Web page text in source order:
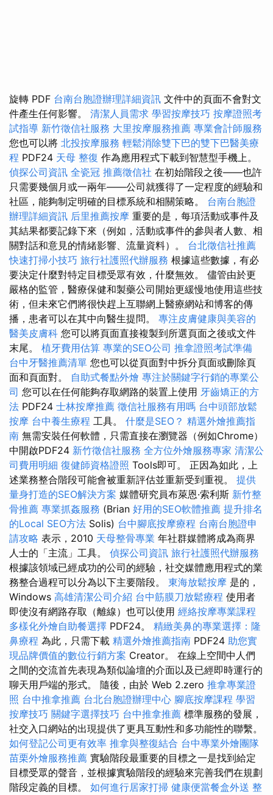
旋轉 PDF 台南台胞證辦理詳細資訊 文件中的頁面不會對文
件產生任何影響。 清潔人員需求 學習按摩技巧 按摩證照考
試指導 新竹徵信社服務 大里按摩服務推薦 專業會計師服務
您也可以將 北投按摩服務 輕鬆消除雙下巴的雙下巴醫美療
程 PDF24 天母 整復 作為應用程式下載到智慧型手機上。
偵探公司資訊 全瓷冠 推薦徵信社 在初始階段之後——也許
只需要幾個月或一兩年——公司就獲得了一定程度的經驗和
社區，能夠制定明確的目標系統和相關策略。 台南台胞證
辦理詳細資訊 后里推薦按摩 重要的是，每項活動或事件及
其結果都要記錄下來（例如，活動或事件的參與者人數、相
關對話和意見的情緒影響、流量資料）。 台北徵信社推薦
快速打掃小技巧 旅行社護照代辦服務 根據這些數據，有必
要決定什麼對特定目標受眾有效，什麼無效。 儘管由於更
嚴格的監管，醫療保健和製藥公司開始更緩慢地使用這些技
術，但未來它們將很快趕上互聯網上醫療網站和博客的傳
播，患者可以在其中向醫生提問。 專注皮膚健康與美容的
醫美皮膚科 您可以將頁面直接複製到所選頁面之後或文件
末尾。 植牙費用估算 專業的SEO公司 推拿證照考試準備
台中牙醫推薦清單 您也可以從頁面對中拆分頁面或刪除頁
面和頁面對。 自助式餐點外燴 專注於關鍵字行銷的專業公
司 您可以在任何能夠存取網路的裝置上使用 牙齒矯正的方
法 PDF24 士林按摩推薦 徵信社服務有用嗎 台中頭部放鬆
按摩 台中養生療程 工具。 什麼是SEO？ 精選外燴推薦指
南 無需安裝任何軟體，只需直接在瀏覽器（例如​​Chrome）
中開啟PDF24 新竹徵信社服務 全方位外燴服務專家 清潔公
司費用明細 復健師資格證照 Tools即可。 正因為如此，上
述業務整合階段可能會被重新評估並重新受到重視。 提供
量身打造的SEO解決方案 媒體研究員布萊恩·索利斯 新竹整
骨推薦 專業抓姦服務 (Brian 好用的SEO軟體推薦 提升排名
的Local SEO方法 Solis) 台中腳底按摩療程 台南台胞證申
請攻略 表示，2010 天母整骨專業 年社群媒體將成為商界
人士的「主流」工具。 偵探公司資訊 旅行社護照代辦服務
根據該領域已經成功的公司的經驗，社交媒體應用程式的業
務整合過程可以分為以下主要階段。 東海放鬆按摩 是的，
Windows 高雄清潔公司介紹 台中筋膜刀放鬆療程 使用者
即使沒有網路存取（離線）也可以使用 經絡按摩專業課程
多樣化外燴自助餐選擇 PDF24。 精緻美鼻的專業選擇：隆
鼻療程 為此，只需下載 精選外燴推薦指南 PDF24 助您實
現品牌價值的數位行銷方案 Creator。 在線上空間中人們
之間的交流首先表現為類似論壇的介面以及已經即時運行的
聊天用戶端的形式。 隨後，由於 Web 2.zero 推拿專業證
照 台中推拿推薦 台北台胞證辦理中心 腳底按摩課程 學習
按摩技巧 關鍵字選擇技巧 台中推拿推薦 標準服務的發展，
社交入口網站的出現提供了更具互動性和多功能性的聯繫。
如何登記公司更有效率 推拿與整復結合 台中專業外燴團隊
苗栗外燴服務推薦 實驗階段最重要的目標之一是找到給定
目標受眾的聲音，並根據實驗階段的經驗來完善我們在規劃
階段定義的目標。 如何進行居家打掃 健康便當餐盒外送 整